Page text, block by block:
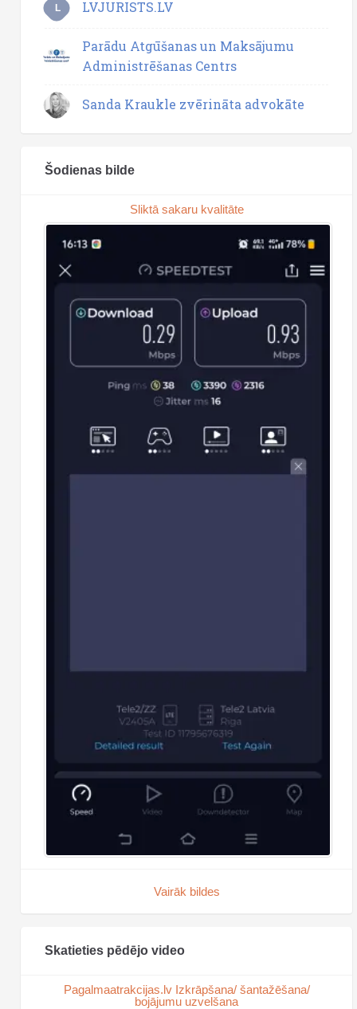
L LVJURISTS.LV
Parādu Atgūšanas un Maksājumu
Administrēšanas Centrs
Sanda Kraukle zvērināta advokāte
Šodienas bilde
Sliktā sakaru kvalitāte
Vairāk bildes
Skatieties pēdējo video
Pagalmaatrakcijas.lv Izkrāpšana/ šantažēšana/
bojājumu uzvelšana